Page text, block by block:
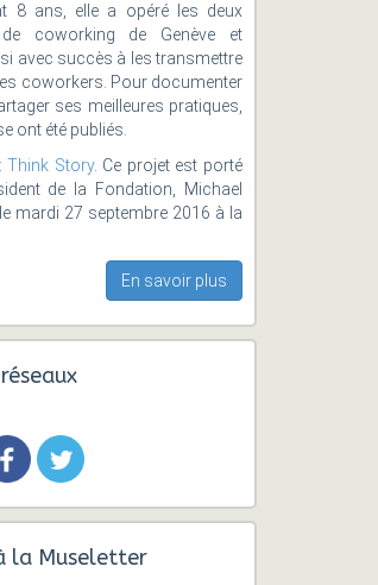
8 ans, elle a opéré les deux
coworking de Genève et
avec succès à les transmettre
coworkers. Pour documenter
ses meilleures pratiques,
ont été publiés.
Think Story. Ce projet est porté
de la Fondation, Michael
mardi 27 septembre 2016 à la
En savoir plus
la Museletter